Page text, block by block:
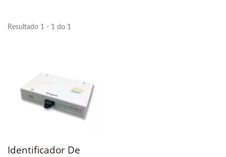
Resultado 1 - 1 do 1
Identificador De